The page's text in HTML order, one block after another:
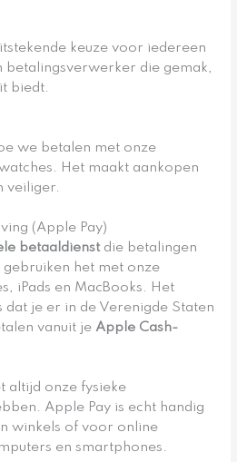
keuze voor iedereen
betalingsverwerker die gemak,
biedt.
we betalen met onze
Het maakt aankopen
veiliger.
(Apple Pay)
betaaldienstdie betalingen
het met onze
iPads en MacBooks. Het
dat je er in de Verenigde Staten
vanuit jeApple Cash-
altijd onze fysieke
Apple Pay is echt handig
winkels of voor online
en smartphones.